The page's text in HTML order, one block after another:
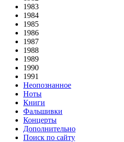
1983
1984
1985
1986
1987
1988
1989
1990
1991
Неопознанное
Ноты
Книги
Фальшивки
Концерты
Дополнительно
Поиск по сайту